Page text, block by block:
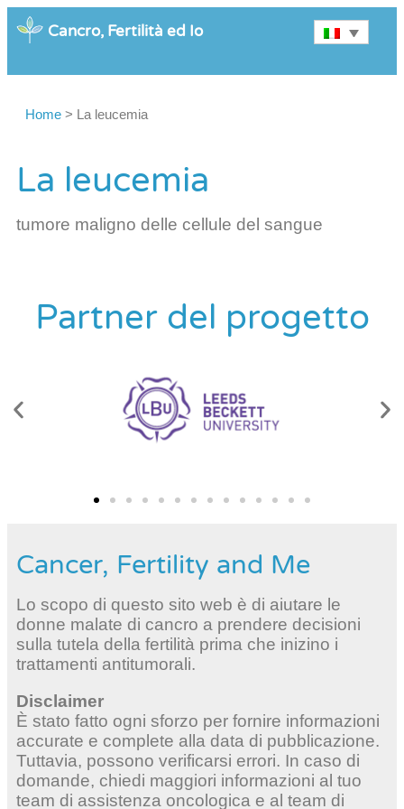
Cancro, Fertilità ed Io
Home > La leucemia
La leucemia
tumore maligno delle cellule del sangue
Partner del progetto
Cancer, Fertility and Me
Lo scopo di questo sito web è di aiutare le
donne malate di cancro a prendere decisioni
sulla tutela della fertilità prima che inizino i
trattamenti antitumorali.
Disclaimer
È stato fatto ogni sforzo per fornire informazioni
accurate e complete alla data di pubblicazione.
Tuttavia, possono verificarsi errori. In caso di
domande, chiedi maggiori informazioni al tuo
team di assistenza oncologica e al team di